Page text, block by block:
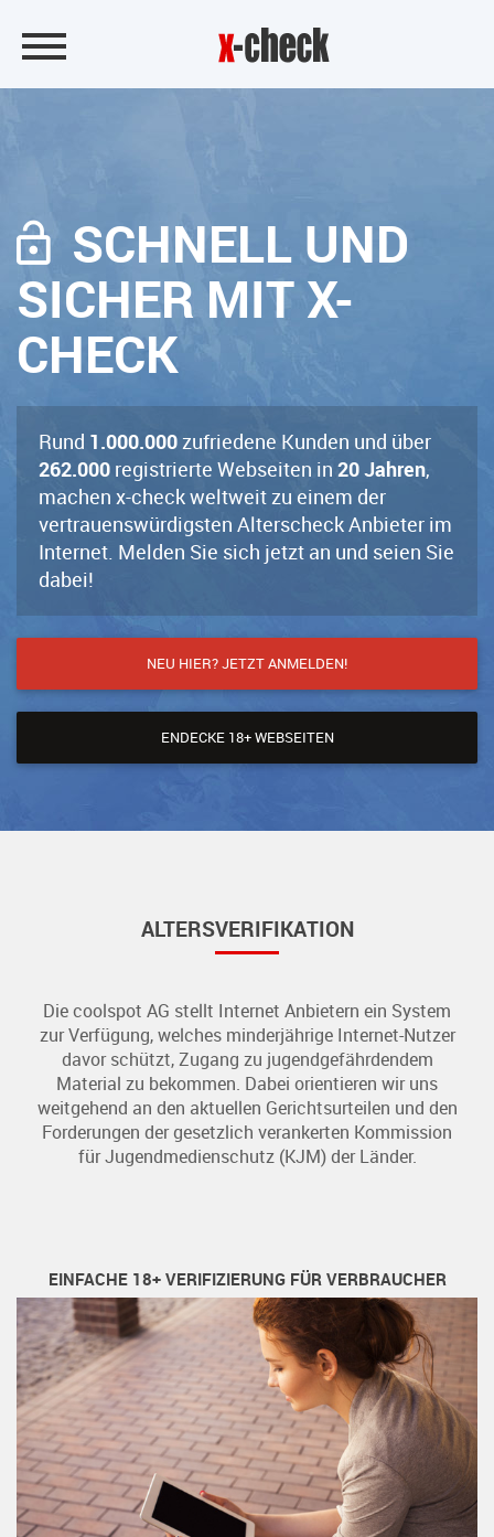
SCHNELL UND
SICHER MIT X-
CHECK
Rund 1.000.000zufriedene Kunden und über
262.000 registrierte Webseiten in 20 Jahren,
machen x-check weltweit zu einem der
vertrauenswürdigsten Alterscheck Anbieter im
Internet. Melden Sie sich jetzt an und seien Sie
dabei!
NEU HIER? JETZT ANMELDEN!
ENDECKE 18+ WEBSEITEN
ALTERSVERIFIKATION
Die coolspot AG stellt Internet Anbietern ein System
zur Verfügung, welches minderjährige Internet-Nutzer
davor schützt, Zugang zu jugendgefährdendem
Material zu bekommen. Dabei orientieren wir uns
weitgehend an den aktuellen Gerichtsurteilen und den
Forderungen der gesetzlich verankerten Kommission
für Jugendmedienschutz (KJM) der Länder.
EINFACHE 18+ VERIFIZIERUNG FÜR VERBRAUCHER